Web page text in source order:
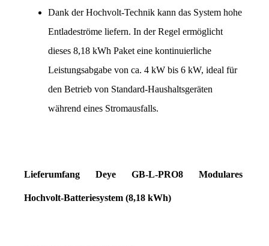
Dank der Hochvolt-Technik kann das System hohe
Entladeströme liefern. In der Regel ermöglicht
dieses 8,18 kWh Paket eine kontinuierliche
Leistungsabgabe von ca. 4 kW bis 6 kW, ideal für
den Betrieb von Standard-Haushaltsgeräten
während eines Stromausfalls.
Lieferumfang Deye GB-L-PRO8 Modulares
Hochvolt-Batteriesystem (8,18 kWh)